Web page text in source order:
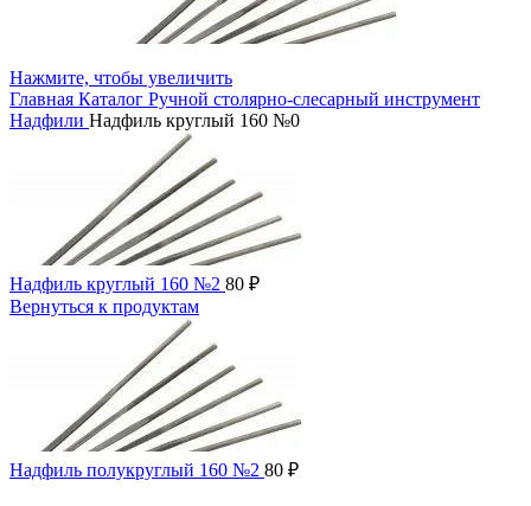
Нажмите, чтобы увеличить
Главная Каталог Ручной столярно-слесарный инструмент
Надфили Надфиль круглый 160 №0
Надфиль круглый 160 №2 80 ₽
Вернуться к продуктам
Надфиль полукруглый 160 №2 80 ₽